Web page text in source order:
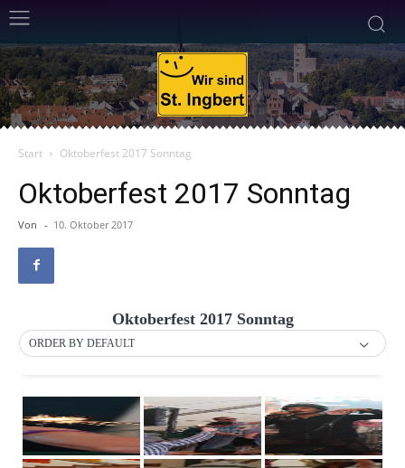
Start Oktoberfest 2017 Sonntag
Oktoberfest 2017 Sonntag
Von - 10. Oktober 2017
Oktoberfest 2017 Sonntag
ORDER BY DEFAULT